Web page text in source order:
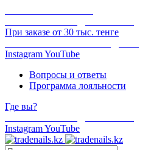
При заказе от 30 тыс. тенге
InstagramYouTube
Вопросы и ответы
Программа лояльности
Где вы?
InstagramYouTube